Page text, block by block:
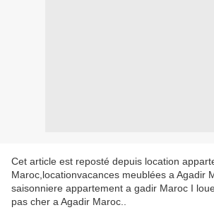
Cet article est reposté depuis location
Maroc,locationvacances meublées a Agadir
saisonniere appartement a gadir Maroc I
pas cher a Agadir Maroc.